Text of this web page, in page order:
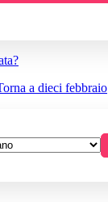
a dieci febbraio